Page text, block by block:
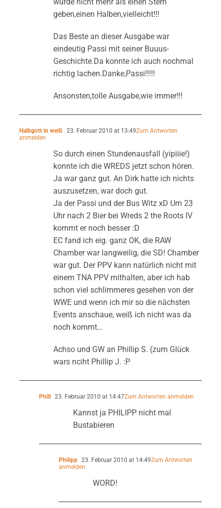
geben,einen Halben,vielleicht!!!
Das Beste an dieser Ausgabe war
eindeutig Passi mit seiner Buuus-
Geschichte.Da konnte ich auch nochmal
richtig lachen.Danke,Passi!!!!!
Ansonsten,tolle Ausgabe,wie immer!!!
Halbgott in weiß 23. Februar 2010 at 13:49Zum Antworten
anmelden
So durch einen Stundenausfall (yipiiie!)
konnte ich die WREDS jetzt schon hören.
Ja war ganz gut. An Dirk hatte ich nichts
auszusetzen, war doch gut.
Ja der Passi und der Bus Witz xD Um 23
Uhr nach 2 Bier bei Wreds 2 the Roots IV
kommt er noch besser :D
EC fand ich eig. ganz OK, die RAW
Chamber war langweilig, die SD! Chamber
war gut. Der PPV kann natürlich nicht mit
einem TNA PPV mithalten, aber ich hab
schon viel schlimmeres gesehen von der
WWE und wenn ich mir so die nächsten
Events anschaue, weiß ich nicht was da
noch kommt…
Achso und GW an Phillip S. (zum Glück
wars nciht Phillip J. :P
Phill 23. Februar 2010 at 14:47Zum Antworten anmelden
Kannst ja PHILIPP nicht mal
Bustabieren
Philipp 23. Februar 2010 at 14:49Zum Antworten
anmelden
WORD!